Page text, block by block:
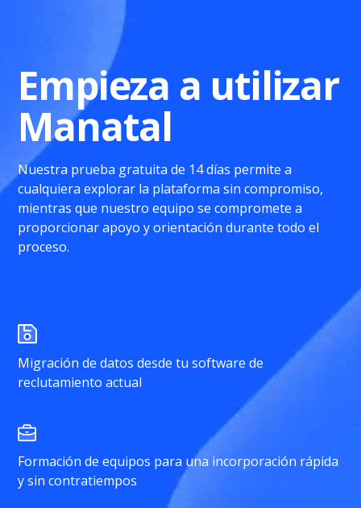
Empieza a utilizar
Manatal
Nuestra prueba gratuita de 14 días permite a
cualquiera explorar la plataforma sin compromiso,
mientras que nuestro equipo se compromete a
proporcionar apoyo y orientación durante todo el
proceso.
Migración de datos desde tu software de
reclutamiento actual
Formación de equipos para una incorporación rápida
y sin contratiempos